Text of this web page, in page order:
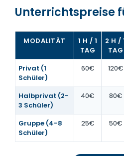
Unterrichtspreise
MODALITÄT
1 H / 1
TAG
2 H /
TAG
Privat (1
Schüler)
60€ 120€
Halbprivat (2-
3 Schüler)
40€ 80€
Gruppe (4-8
Schüler)
25€ 50€